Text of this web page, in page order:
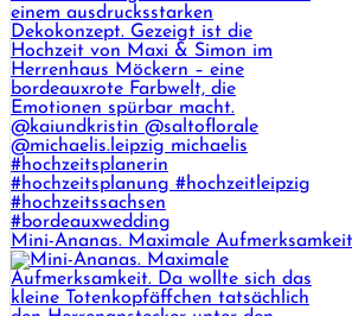
Mini-Ananas. Maximale